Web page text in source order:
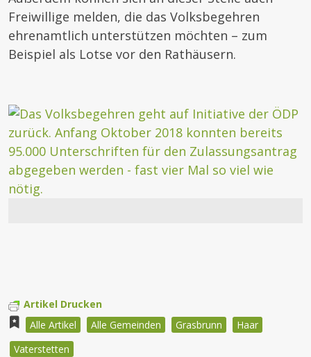
Freiwillige melden, die das Volksbegehren
ehrenamtlich unterstützen möchten – zum
Beispiel als Lotse vor den Rathäusern.
Artikel Drucken
Alle Artikel
Alle Gemeinden Grasbrunn
Haar
Vaterstetten